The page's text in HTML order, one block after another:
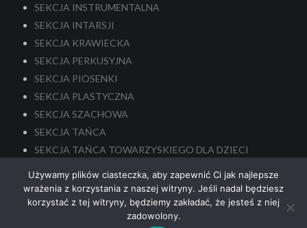
SEKCJA INSTRUMENTALNA
SEKCJA INTARSJI
SEKCJA KRAWIECKA
SEKCJA PERKUSYJNA
SEKCJA PIOSENKI
SEKCJA PLASTYCZNA
SEKCJA SZACHOWA
SEKCJA TAŃCA
SEKCJA TAŃCA TOWARZYSKIEGO DLA DZIECI
SENIORALNA SEKCJA TEATRALNA
Używamy plików ciasteczka, aby zapewnić Ci jak najlepsze
wrażenia z korzystania z naszej witryny. Jeśli nadal będziesz
korzystać z tej witryny, będziemy zakładać, że jesteś z niej
zadowolony.